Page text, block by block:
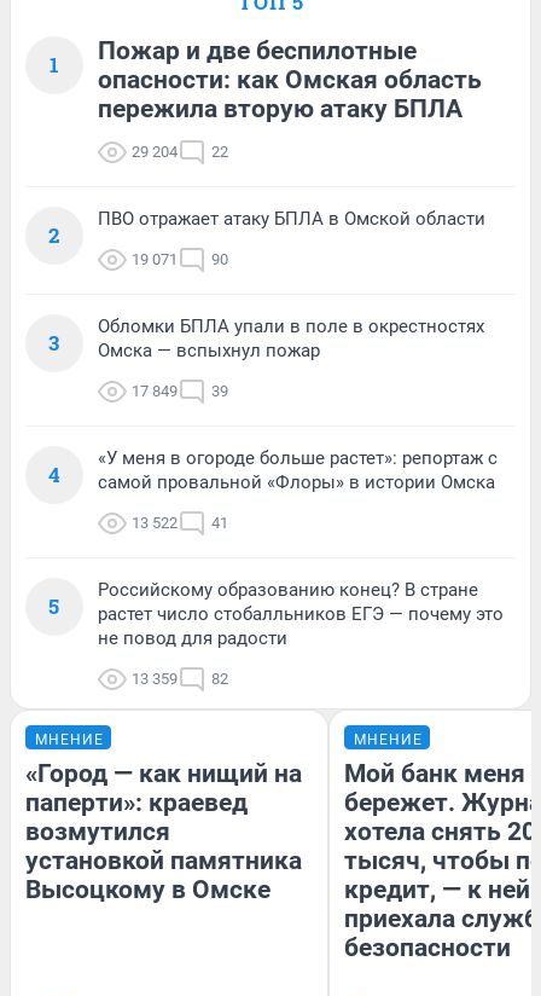
1
Пожар и две беспилотные
опасности: как Омская область
пережила вторую атаку БПЛА
29 204 22
2
ПВО отражает атаку БПЛА в Омской области
19 071 90
3
Обломки БПЛА упали в поле в окрестностях
Омска — вспыхнул пожар
17 849 39
4
«У меня в огороде больше растет»: репортаж с
самой провальной «Флоры» в истории Омска
13 522 41
5
Российскому образованию конец? В стране
растет число стобалльников ЕГЭ — почему это
не повод для радости
13 359 82
МНЕНИЕ
«Город — как нищий на
паперти»: краевед
возмутился
установкой памятника
Высоцкому в Омске
МНЕНИЕ
Мой банк меня
бережет.
хотела снять
тысяч, чтобы
кредит, — к
приехала
безопасности